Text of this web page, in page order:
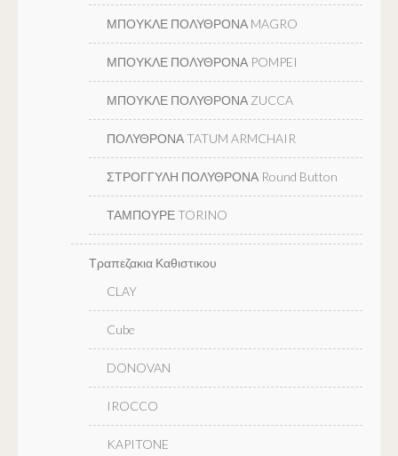
ΜΠΟΥΚΛΕ ΠΟΛΥΘΡΟΝΑ MAGRO
ΜΠΟΥΚΛΕ ΠΟΛΥΘΡΟΝΑ POMPEI
ΜΠΟΥΚΛΕ ΠΟΛΥΘΡΟΝΑ ZUCCA
ΠΟΛΥΘΡΟΝΑ TATUM ARMCHAIR
ΣΤΡΟΓΓΥΛΗ ΠΟΛΥΘΡΟΝΑ Round Button
ΤΑΜΠΟΥΡΕ TORINO
Τραπεζακια Καθιστικου
CLAY
Cube
DONOVAN
IROCCO
KAPITONE